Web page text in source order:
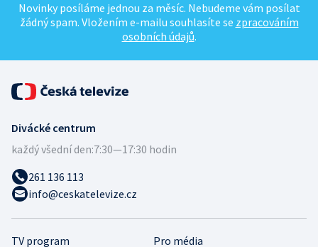
Novinky posíláme jednou za měsíc. Nebudeme vám posílat
žádný spam. Vložením e-mailu souhlasíte se zpracováním
osobních údajů.